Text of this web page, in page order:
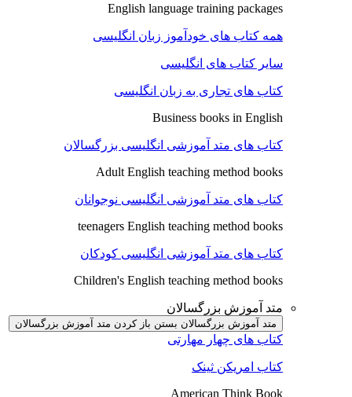
English language training packages
همه کتاب های خودآموز زبان انگلیسی
سایر کتاب های انگلیسی
کتاب های تجاری به زبان انگلیسی
Business books in English
کتاب های متد آموزشی انگلیسی بزرگسالان
Adult English teaching method books
کتاب های متد آموزشی انگلیسی نوجوانان
teenagers English teaching method books
کتاب های متد آموزشی انگلیسی کودکان
Children's English teaching method books
متد آموزش بزرگسالان
متد آموزش بزرگسالان بستن باز کردن متد آموزش بزرگسالان
کتاب های چهار مهارتی
کتاب امریکن ثینک
American Think Book